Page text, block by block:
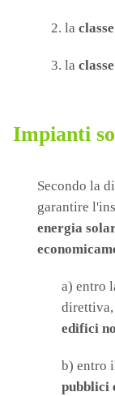
la
la
Impianti
Secondo la
garantire
energia
a) entro
edifici
b) entro
pubblici